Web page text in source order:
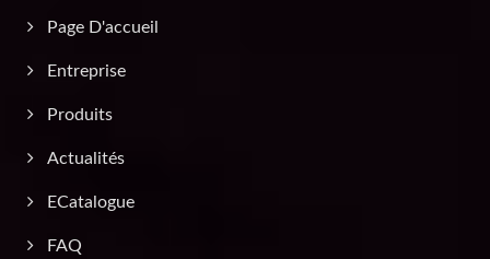
Page D'accueil
Entreprise
Produits
Actualités
ECatalogue
FAQ